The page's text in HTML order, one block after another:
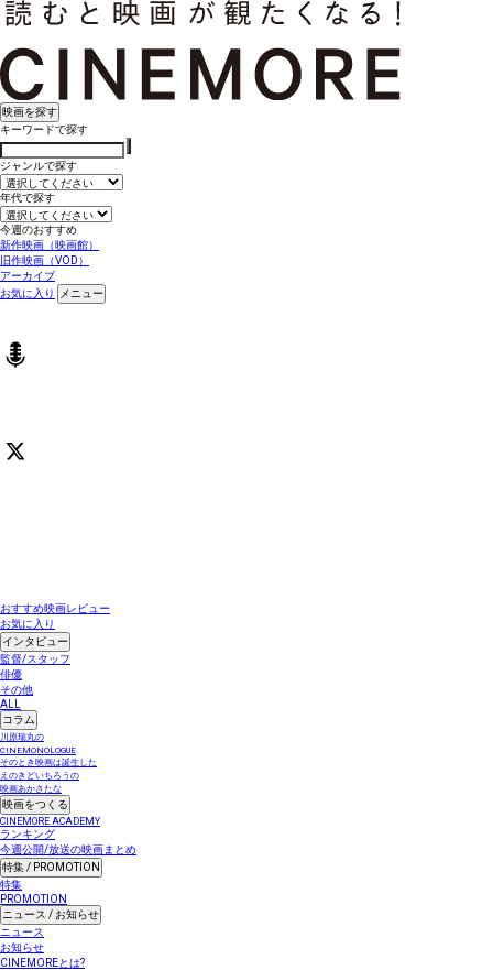
映画を探す
キーワードで探す
ジャンルで探す
年代で探す
今週のおすすめ
新作映画（映画館）
旧作映画（VOD）
アーカイブ
お気に入り
メニュー
おすすめ映画レビュー
お気に入り
インタビュー
監督/スタッフ
俳優
その他
ALL
コラム
川原瑞丸の
CINEMONOLOGUE
そのとき映画は誕生した
えのきどいちろうの
映画あかさたな
映画をつくる
CINEMORE ACADEMY
ランキング
今週公開/放送の映画まとめ
特集 / PROMOTION
特集
PROMOTION
ニュース / お知らせ
ニュース
お知らせ
CINEMOREとは?